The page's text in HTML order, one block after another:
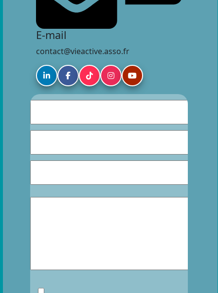
E-mail
contact@vieactive.asso.fr